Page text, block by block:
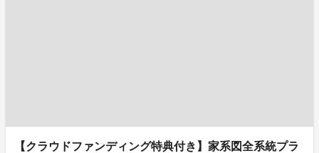
【クラウドファンディング特典付き】家系図全系統プラ